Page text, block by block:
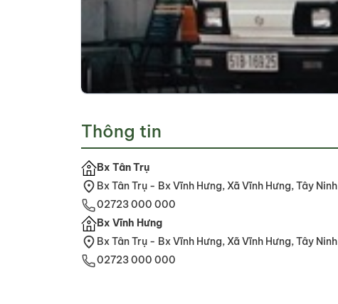
Thông tin
Bx Tân Trụ
Bx Tân Trụ - Bx Vĩnh Hưng, Xã Vĩnh Hưng, Tây Ninh
02723 000 000
Bx Vĩnh Hưng
Bx Tân Trụ - Bx Vĩnh Hưng, Xã Vĩnh Hưng, Tây Ninh
02723 000 000